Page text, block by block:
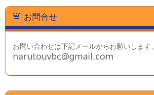
お問合せ
お問い合わせは下記メールからお願いします。
narutouvbc@gmail.com